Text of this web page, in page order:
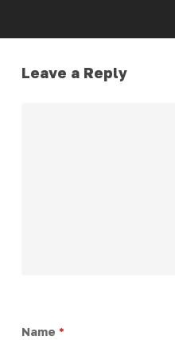
Leave a Reply
Name *